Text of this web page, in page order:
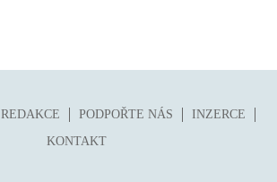
REDAKCE PODPOŘTE NÁS
INZERCE
KONTAKT